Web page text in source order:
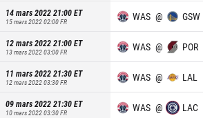
14 mars 2022 21:00ET
15 mars 2022 02:00FR WAS @ GSW
12 mars 2022 21:00ET
13 mars 2022 03:00FR WAS @ POR
11 mars 2022 21:30ET
12 mars 2022 03:30FR WAS @ LAL
09 mars 2022 21:30ET
10 mars 2022 03:30FR WAS @ LAC